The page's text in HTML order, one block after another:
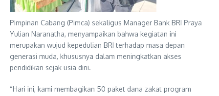
Pimpinan Cabang (Pimca) sekaligus Manager Bank BRI Praya
Yulian Naranatha, menyampaikan bahwa kegiatan ini
merupakan wujud kepedulian BRI terhadap masa depan
generasi muda, khususnya dalam meningkatkan akses
pendidikan sejak usia dini.
“Hari ini, kami membagikan 50 paket dana zakat program